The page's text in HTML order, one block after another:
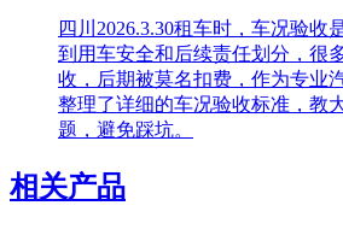
四川2026.3.30租车时，车况验收
到用车安全和后续责任划分，很
收，后期被莫名扣费，作为专业
整理了详细的车况验收标准，教
题，避免踩坑。
相关产品